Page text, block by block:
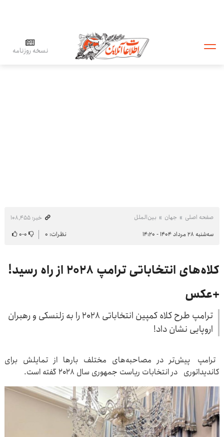
نسخه روزنامه
صفحه اصلی جهان بین‌الملل
خبر: ۱۰۸٬۴۵۵
سه‌شنبه ۲۸ مرداد ۱۴۰۴ - ۱۴:۲۰
نظرات: ۰ ۰-۰
کلاه‌های انتخاباتی ترامپ ۲۰۲۸ از راه رسید!
+عکس
ترامپ طرح کلاه کمپین انتخاباتی ۲۰۲۸ را به زلنسکی و رهبران
اروپایی نشان داد!
ترامپ پیش‌تر در مصاحبه‌های مختلف بارها از تمایلش برای
کاندیداتوری در انتخابات ریاست جمهوری سال ۲۰۲۸ گفته است.